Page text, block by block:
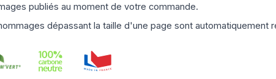
publiés au moment de votre commande.
dépassant la taille d'une page sont automatiquement